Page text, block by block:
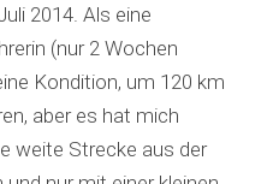
2014. Als eine
(nur 2 Wochen
Kondition, um 120 km
aber es hat mich
weite Strecke aus der